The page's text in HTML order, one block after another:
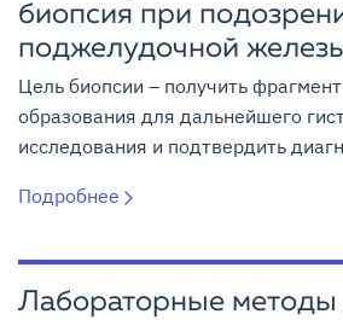
биопсия при
поджелудочной
Цель биопсии – получить
образования для дальнейшего
исследования и подтвердить
Подробнее
Лабораторные методы